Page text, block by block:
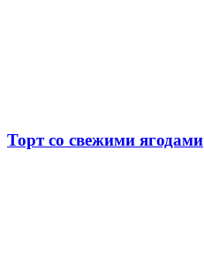
Торт со свежими ягодами